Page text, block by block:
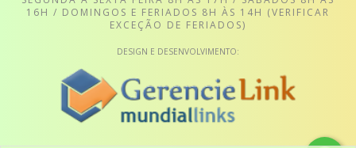
16H / DOMINGOS E FERIADOS 8H ÀS 14H (VERIFICAR
EXCEÇÃO DE FERIADOS)
DESIGN E DESENVOLVIMENTO: